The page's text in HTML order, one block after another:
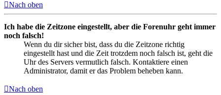
Nach oben
Ich habe die Zeitzone eingestellt, aber die Forenuhr geht immer
noch falsch!
Wenn du dir sicher bist, dass du die Zeitzone richtig
eingestellt hast und die Zeit trotzdem noch falsch ist, geht die
Uhr des Servers vermutlich falsch. Kontaktiere einen
Administrator, damit er das Problem beheben kann.
Nach oben